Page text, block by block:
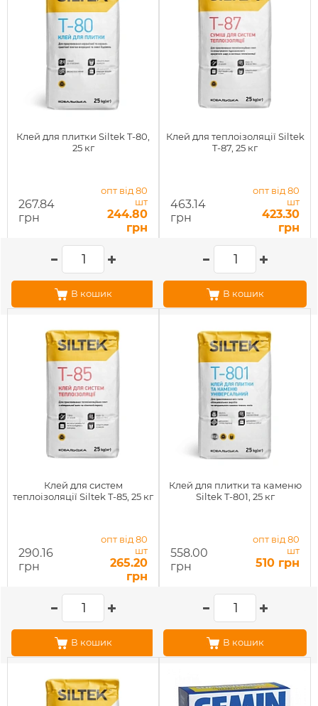
Клей для плитки Siltek T-80,
25 кг
267.84
грн
опт від 80
шт
244.80
грн
В кошик
Клей для теплоізоляції Siltek
T-87, 25 кг
463.14
грн
опт від 80
шт
423.30
грн
В кошик
Клей для систем
теплоізоляції Siltek T-85, 25 кг
290.16
грн
опт від 80
шт
265.20
грн
В кошик
Клей для плитки та каменю
Siltek T-801, 25 кг
558.00
грн
опт від 80
шт
510 грн
В кошик